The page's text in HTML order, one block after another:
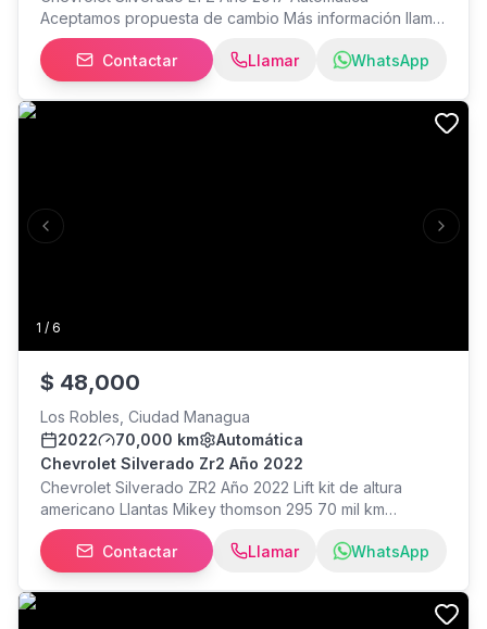
Aceptamos propuesta de cambio Más información llamar
o escribir al con Elena Miranda. Estamos ubicados: Los
Robles, Hotel Colón 1 cuadra al sur, 1 cuadra arriba,
Managua.
Contactar Llamar WhatsApp
1 / 6
Previous slide Next
$ 48,000
Los Robles, Ciudad Managua
2022
70,000 km
Automática
Chevrolet Silverado Zr2 Año 2022
Chevrolet Silverado ZR2 Año 2022 Lift kit de altura
americano Llantas Mikey thomson 295 70 mil km
Financiamiento bancario disponible Aceptamos
propuesta de cambio Más información llamar o escribir
al con Elena Miranda. Estamos ubicados: Los Robles,
Hotel Colón 1 cuadra al sur, 1 cuadra arriba, Managua.
Contactar Llamar WhatsApp